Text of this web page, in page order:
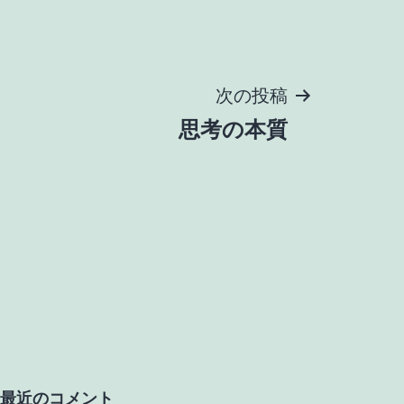
次の投稿
思考の本質
最近のコメント